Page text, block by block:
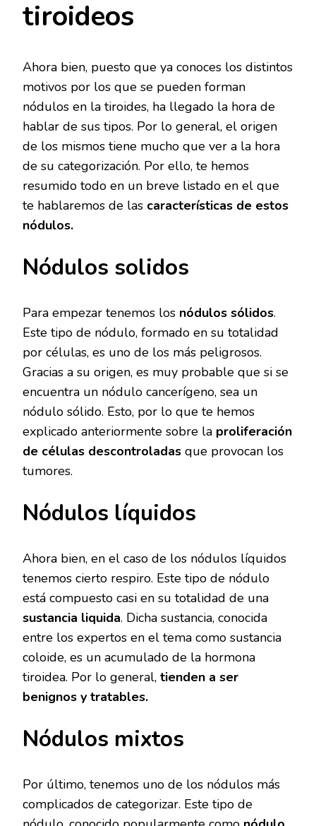
tiroideos
Ahora bien, puesto que ya conoces los distintos
motivos por los que se pueden forman
nódulos en la tiroides, ha llegado la hora de
hablar de sus tipos. Por lo general, el origen
de los mismos tiene mucho que ver a la hora
de su categorización. Por ello, te hemos
resumido todo en un breve listado en el que
te hablaremos de las características de estos
nódulos.
Nódulos solidos
Para empezar tenemos los nódulos sólidos.
Este tipo de nódulo, formado en su totalidad
por células, es uno de los más peligrosos.
Gracias a su origen, es muy probable que si se
encuentra un nódulo cancerígeno, sea un
nódulo sólido. Esto, por lo que te hemos
explicado anteriormente sobre la proliferación
de células descontroladas que provocan los
tumores.
Nódulos líquidos
Ahora bien, en el caso de los nódulos líquidos
tenemos cierto respiro. Este tipo de nódulo
está compuesto casi en su totalidad de una
sustancia liquida. Dicha sustancia, conocida
entre los expertos en el tema como sustancia
coloide, es un acumulado de la hormona
tiroidea. Por lo general, tienden a ser
benignos y tratables.
Nódulos mixtos
Por último, tenemos uno de los nódulos más
complicados de categorizar. Este tipo de